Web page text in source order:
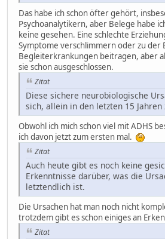
Das habe ich schon öfter gehört,
Psychoanalytikern, aber Belege habe
keine gesehen. Eine schlechte
Symptome verschlimmern oder zu der
Begleiterkrankungen beitragen, aber
sie schon ausgeschlossen.
Zitat
Diese sichere neurobiologische
sich, allein in den letzten 15 Jahren
Obwohl ich mich schon viel mit ADHS
ich davon jetzt zum ersten mal.
Zitat
Auch heute gibt es noch keine
Erkenntnisse darüber, was die
letztendlich ist.
Die Ursachen hat man noch nicht
trotzdem gibt es schon einiges an
Zitat